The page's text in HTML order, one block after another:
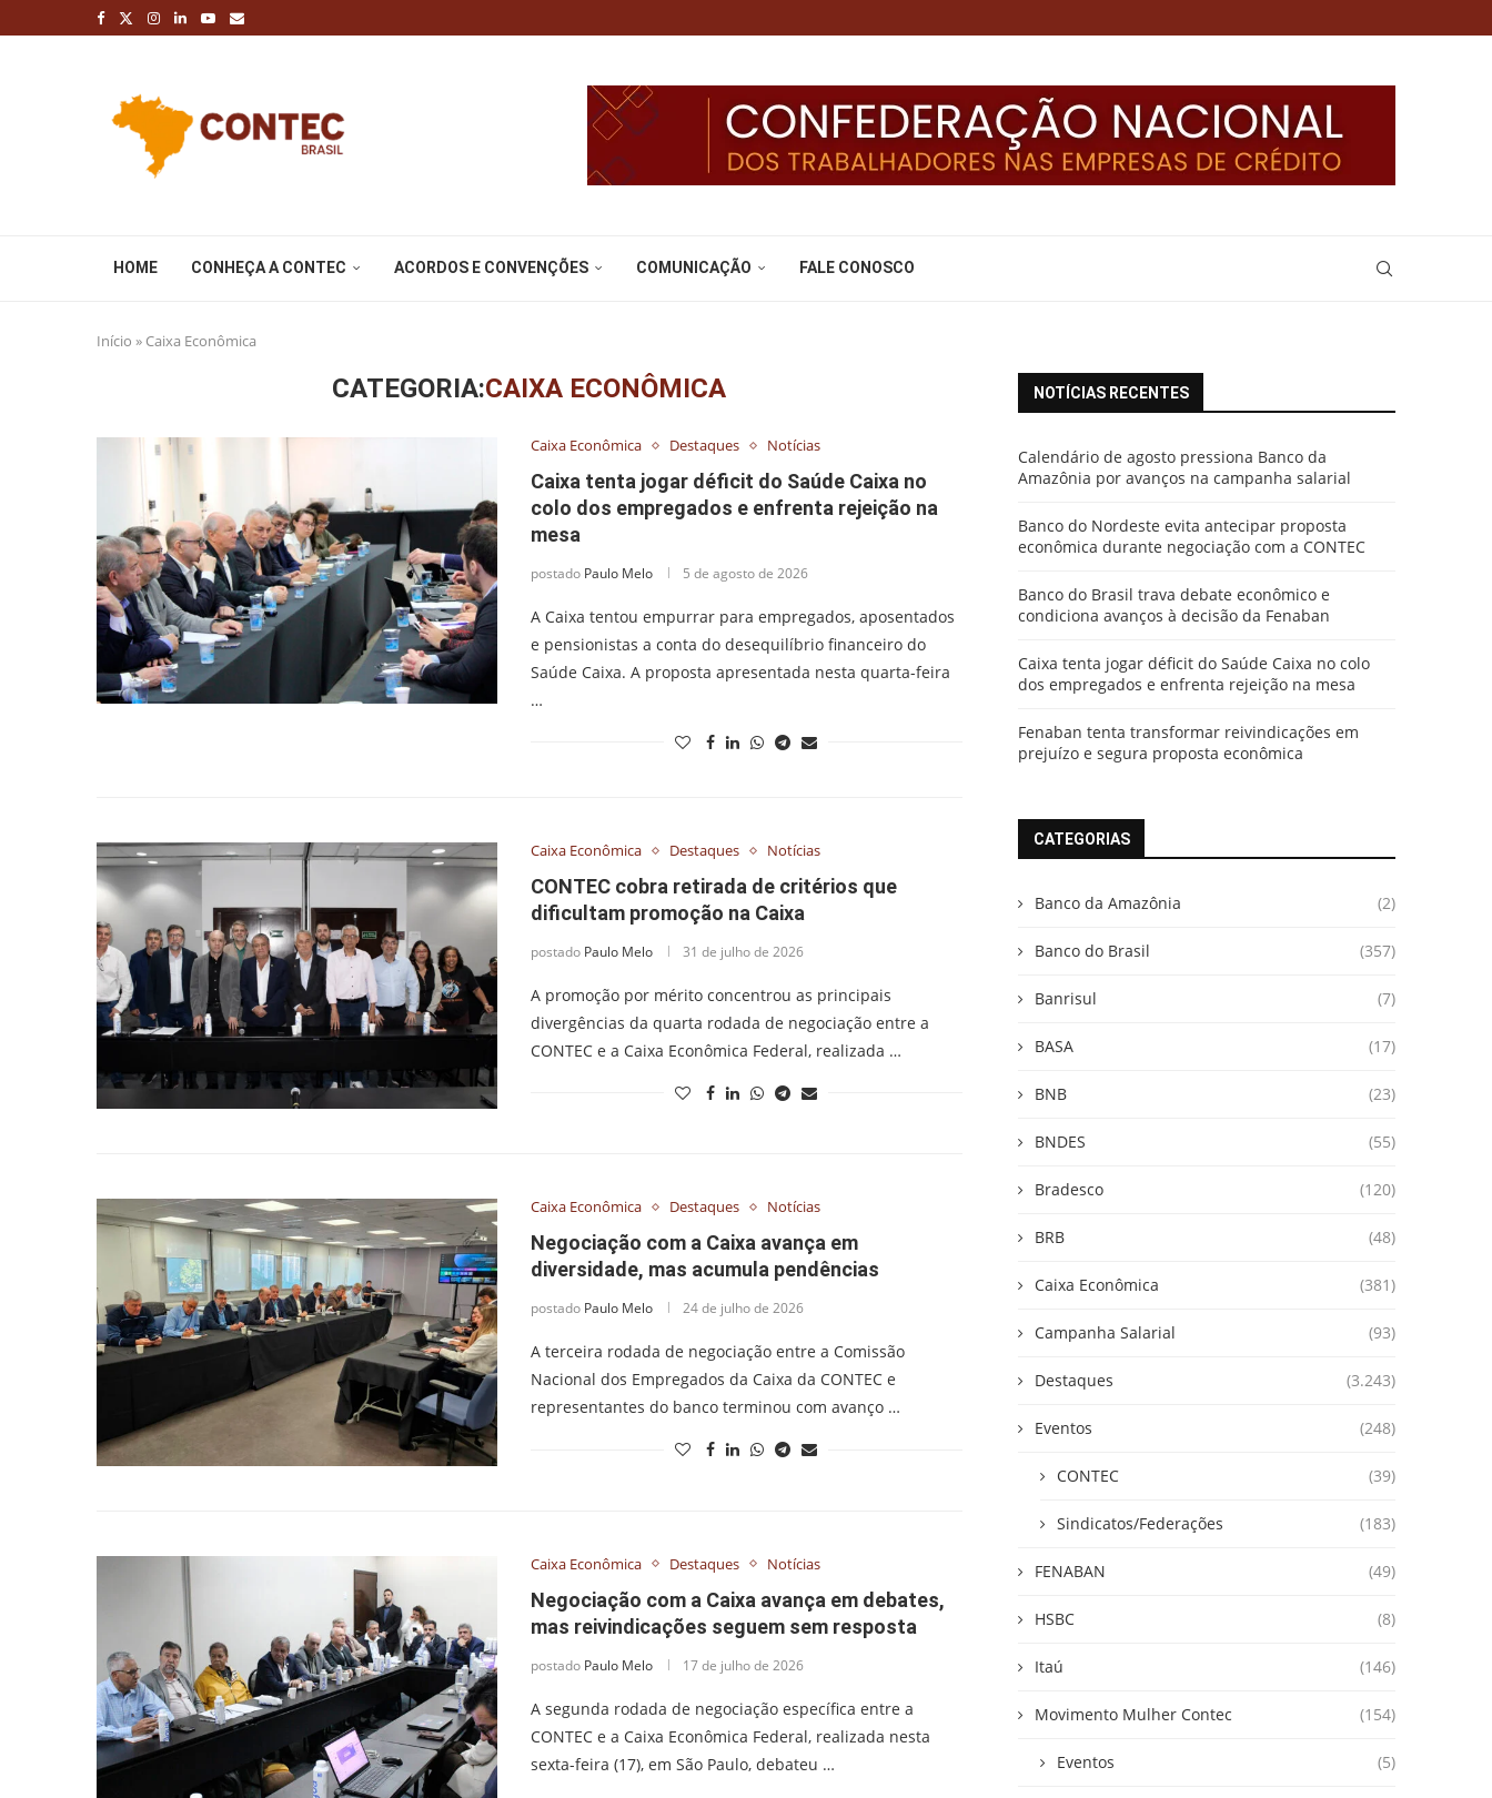
HOME CONHEÇA A CONTEC ACORDOS E CONVENÇÕES COMUNICAÇÃO FALE CONOSCO
Início » Caixa Econômica
CATEGORIA:CAIXA ECONÔMICA
Caixa Econômica Destaques Notícias
Caixa tenta jogar déficit do Saúde Caixa no
colo dos empregados e enfrenta rejeição na
mesa
postado Paulo Melo 5 de agosto de 2026
A Caixa tentou empurrar para empregados, aposentados
e pensionistas a conta do desequilíbrio financeiro do
Saúde Caixa. A proposta apresentada nesta quarta-feira
…
Caixa Econômica Destaques Notícias
CONTEC cobra retirada de critérios que
dificultam promoção na Caixa
postado Paulo Melo 31 de julho de 2026
A promoção por mérito concentrou as principais
divergências da quarta rodada de negociação entre a
CONTEC e a Caixa Econômica Federal, realizada …
Caixa Econômica Destaques Notícias
Negociação com a Caixa avança em
diversidade, mas acumula pendências
postado Paulo Melo 24 de julho de 2026
A terceira rodada de negociação entre a Comissão
Nacional dos Empregados da Caixa da CONTEC e
representantes do banco terminou com avanço …
Caixa Econômica Destaques Notícias
Negociação com a Caixa avança em debates,
mas reivindicações seguem sem resposta
postado Paulo Melo 17 de julho de 2026
A segunda rodada de negociação específica entre a
CONTEC e a Caixa Econômica Federal, realizada nesta
sexta-feira (17), em São Paulo, debateu …
NOTÍCIAS RECENTES
Calendário de agosto pressiona Banco da
Amazônia por avanços na campanha salarial
Banco do Nordeste evita antecipar proposta
econômica durante negociação com a CONTEC
Banco do Brasil trava debate econômico e
condiciona avanços à decisão da Fenaban
Caixa tenta jogar déficit do Saúde Caixa no colo
dos empregados e enfrenta rejeição na mesa
Fenaban tenta transformar reivindicações em
prejuízo e segura proposta econômica
CATEGORIAS
Banco da Amazônia (2)
Banco do Brasil (357)
Banrisul (7)
BASA (17)
BNB (23)
BNDES (55)
Bradesco (120)
BRB (48)
Caixa Econômica (381)
Campanha Salarial (93)
Destaques (3.243)
Eventos (248)
CONTEC (39)
Sindicatos/Federações (183)
FENABAN (49)
HSBC (8)
Itaú (146)
Movimento Mulher Contec (154)
Eventos (5)